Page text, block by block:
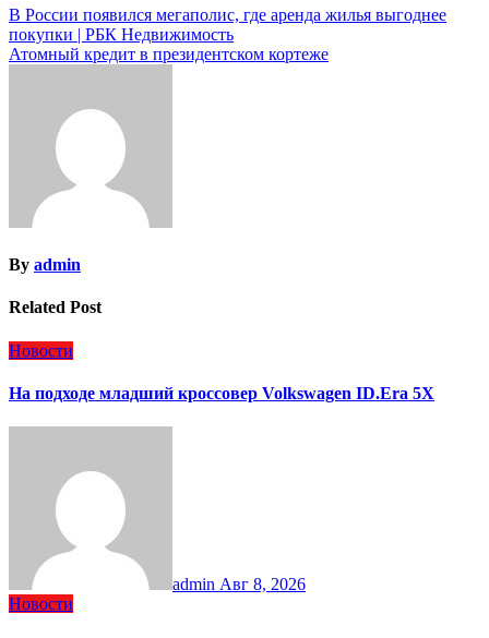
Навигация
по
В России появился мегаполис, где аренда жилья выгоднее
покупки | РБК Недвижимость
Атомный кредит в президентском кортеже
By admin
Related Post
Новости
На подходе младший кроссовер Volkswagen ID.Era 5X
admin Авг 8, 2026
Новости